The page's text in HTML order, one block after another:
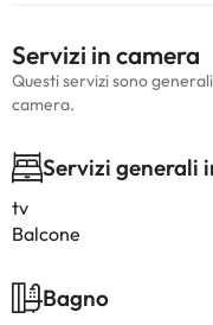
Servizi in camera
Questi servizi sono
camera.
Servizi generali
tv
Balcone
Bagno